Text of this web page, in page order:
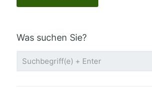
Was suchen Sie?